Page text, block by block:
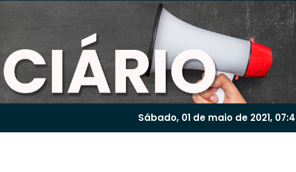
Sábado, 01 de maio de 2021,